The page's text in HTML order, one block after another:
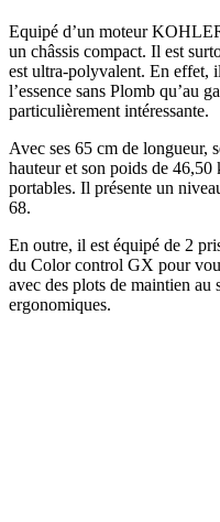
Equipé d’un moteur
un châssis compact. Il est
est ultra-polyvalent. En effet,
l’essence sans Plomb qu’au
particulièrement intéressante.
Avec ses 65 cm de longueur,
hauteur et son poids de 46,50
portables. Il présente un
‎68.
En outre, il est équipé de 2
du Color control GX pour
avec des plots de maintien
ergonomiques.